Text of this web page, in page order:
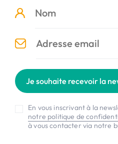
Je souhaite recevoir la
En vous inscrivant à la
notre politique de
à vous contacter via notre